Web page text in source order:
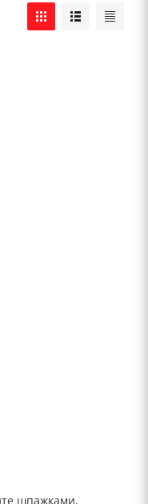
шпажками,